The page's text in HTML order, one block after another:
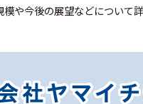
や今後の展望などについて詳